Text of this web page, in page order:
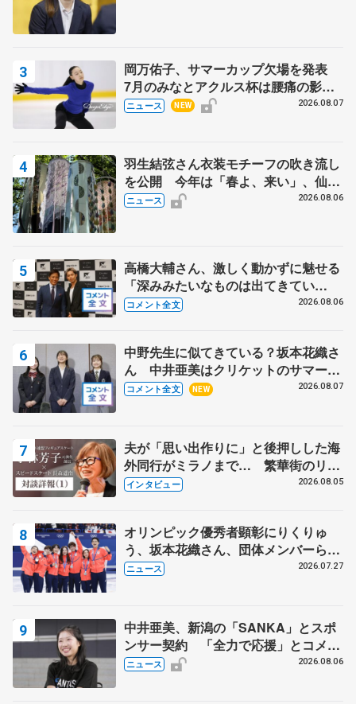
岡万佑子、サマーカップ欠場を発表
7月のみなとアクルス杯は腰痛の影響
で
ニュース NEW 2026.08.07
羽生結弦さん衣装モチーフの吹き流し
を公開 今年は「春よ、来い」、仙台
の瑞鳳殿
ニュース 2026.08.06
高橋大輔さん、激しく動かずに魅せる
「深みみたいなものは出てきてい
る？」 〝兄さん〟と慕うレジェンド
コメント全文 2026.08.06
中野先生に似てきている？坂本花織さ
ん 中井亜美はクリケットのサマーキ
ャンプに 島田麻央はたくさん試合に
コメント全文 NEW 2026.08.07
夫が「思い出作りに」と後押しした海
外同行がミラノまで… 繁華街のリン
クでは不良のお兄さんも味方に 小林
インタビュー 2026.08.05
オリンピック優秀者顕彰にりくりゅ
う、坂本花織さん、団体メンバーら
8月7日に文科省が表彰式、ブルーノ・
ニュース 2026.07.27
中井亜美、新潟の「SANKA」とスポ
ンサー契約 「全力で応援」とコメン
ト
ニュース 2026.08.06